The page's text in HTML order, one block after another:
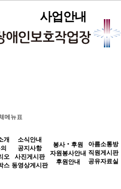
사업안내
이용안내
메뉴표
개
오
스
소식안내
공지사항
사진게시판
동영상게시판
봉사‧후원
자원봉사안내
후원안내
아름소통방
직원게시판
공유자료실